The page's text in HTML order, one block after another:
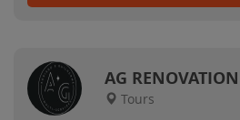
AG RENOVATION
Tours